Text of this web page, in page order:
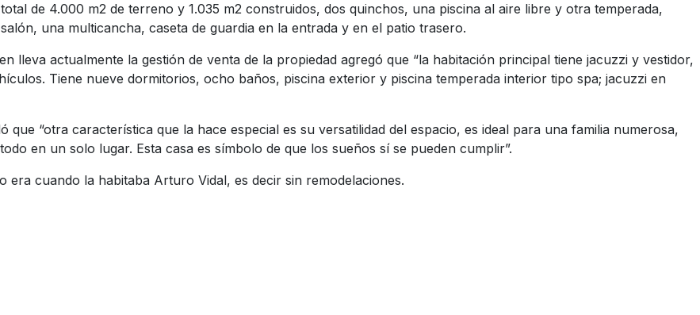
de 4.000 m2 de terreno y 1.035 m2 construidos, dos quinchos, una piscina al aire libre y otra temperada,
una multicancha, caseta de guardia en la entrada y en el patio trasero.
lleva actualmente la gestión de venta de la propiedad agregó que “la habitación principal tiene jacuzzi y vestidor,
Tiene nueve dormitorios, ocho baños, piscina exterior y piscina temperada interior tipo spa; jacuzzi en
“otra característica que la hace especial es su versatilidad del espacio, es ideal para una familia numerosa,
en un solo lugar. Esta casa es símbolo de que los sueños sí se pueden cumplir”.
era cuando la habitaba Arturo Vidal, es decir sin remodelaciones.